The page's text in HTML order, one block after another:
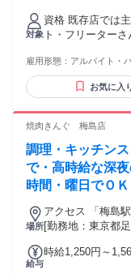
通費支給 交通費
対象
資格 既存店では
ト・フリーター
雇用形態： アルバイト・
お気に入
焼肉きんぐ 梅島店
調理・キッチン
で・高時給な深
時間・曜日でＯＫ
場所
アクセス 「梅島
[勤務地：東京都
給与
時給1,250円～1,563